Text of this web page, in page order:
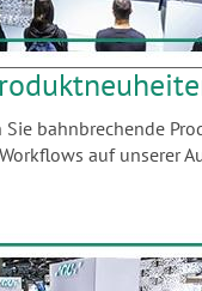
Sie bahnbrechende
auf unserer